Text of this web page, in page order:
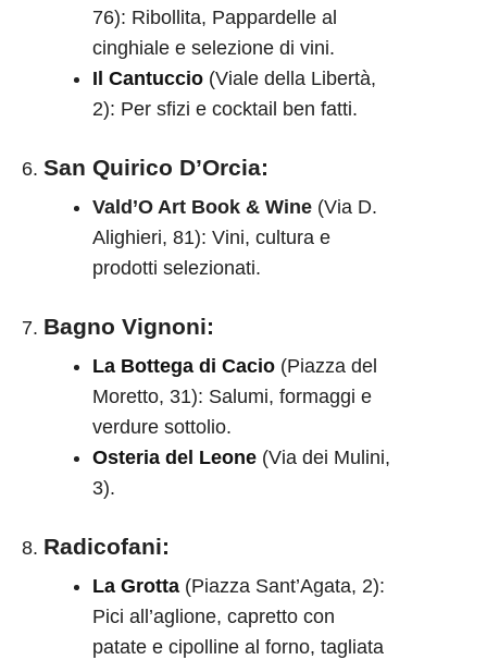
76): Ribollita, Pappardelle al
cinghiale e selezione di vini.
Il Cantuccio (Viale della Libertà,
2): Per sfizi e cocktail ben fatti.
San Quirico D’Orcia:
Vald’O Art Book & Wine (Via D.
Alighieri, 81): Vini, cultura e
prodotti selezionati.
Bagno Vignoni:
La Bottega di Cacio (Piazza del
Moretto, 31): Salumi, formaggi e
verdure sottolio.
Osteria del Leone (Via dei Mulini,
3).
Radicofani:
La Grotta (Piazza Sant’Agata, 2):
Pici all’aglione, capretto con
patate e cipolline al forno, tagliata